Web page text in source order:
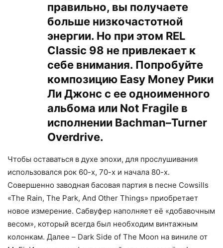
правильно, вы получаете
больше низкочастотной
энергии. Но при этом REL
Classic 98 не привлекает к
себе внимания. Попробуйте
композицию Easy Money Рики
Ли Джонс с ее одноименного
альбома или Not Fragile в
исполнении Bachman–Turner
Overdrive.
Чтобы оставаться в духе эпохи, для прослушивания
использовался рок 60-х, 70-х и начала 80-х.
Совершенно заводная басовая партия в песне Cowsills
«The Rain, The Park, And Other Things» приобретает
новое измерение. Сабвуфер наполняет её «добавочным
весом», который всегда был необходим винтажным
колонкам. Далее – Dark Side of The Moon на виниле от